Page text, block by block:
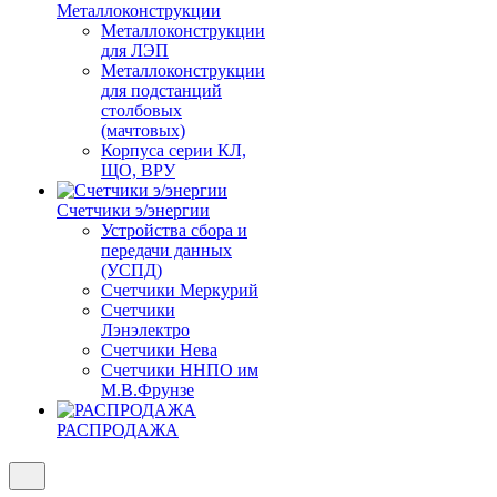
Металлоконструкции
Металлоконструкции
для ЛЭП
Металлоконструкции
для подстанций
столбовых
(мачтовых)
Корпуса серии КЛ,
ЩО, ВРУ
Счетчики э/энергии
Устройства сбора и
передачи данных
(УСПД)
Счетчики Меркурий
Счетчики
Лэнэлектро
Счетчики Нева
Счетчики ННПО им
М.В.Фрунзе
РАСПРОДАЖА